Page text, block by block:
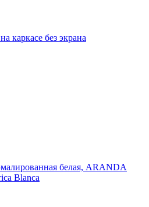
каркасе без экрана
белая, ARANDA
Blanca